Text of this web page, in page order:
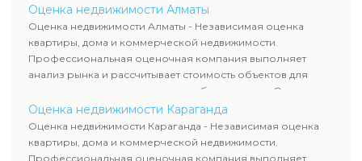
недвижимости включает современные методы и
гарантирует объективные результаты. Отчеты
используются для банков, судов и страховых компаний по
всему Казахстану.
Оценка недвижимости Алматы
Оценка недвижимости Алматы - Независимая оценка
квартиры, дома и коммерческой недвижимости.
Профессиональная оценочная компания выполняет
анализ рынка и рассчитывает стоимость объектов для
продажи, ипотеки, аренды и судебных споров. Оценка
недвижимости включает современные методы и
гарантирует объективные результаты. Отчеты
используются для банков, судов и страховых компаний по
всему Казахстану.
Оценка недвижимости Караганда
Оценка недвижимости Караганда - Независимая оценка
квартиры, дома и коммерческой недвижимости.
Профессиональная оценочная компания выполняет